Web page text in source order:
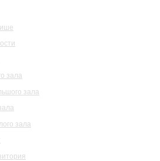
зала
зала
зала